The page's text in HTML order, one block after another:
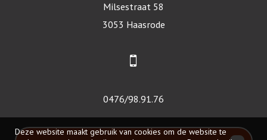
Milsestraat 58
3053 Haasrode
0476/98.91.76
Deze website maakt gebruik van cookies om de website te